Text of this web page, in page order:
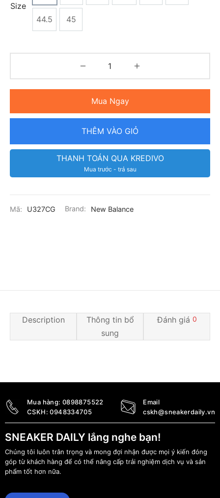
Size
44.5 45
Mua Ngay
THÊM VÀO GIỎ
THANH TOÁN QUA KREDIVO
Mua trước - trả sau
Mã: U327CG Brand: New Balance
Description
Thông tin bổ
sung
Đánh giá 0
Mua hàng: 0898875522
CSKH:0948334705
Email
cskh@sneakerdaily.vn
SNEAKER DAILY lắng nghe bạn!
Chúng tôi luôn trân trọng và mong đợi nhận được mọi ý kiến đóng
góp từ khách hàng để có thể nâng cấp trải nghiệm dịch vụ và sản
phẩm tốt hơn nữa.